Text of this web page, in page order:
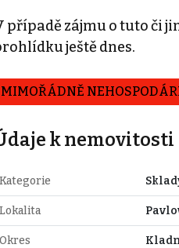
případě zájmu o tuto či
ještě dnes.
MIMOŘÁDNĚ
k nemovitosti
Kategorie
Lokalita
Okres